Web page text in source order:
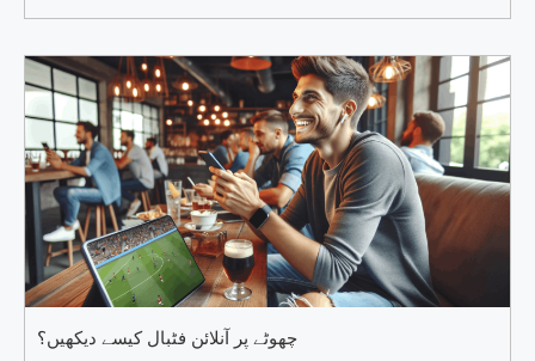
چھوٹے پر آنلائن فٹبال کیسے دیکھیں؟